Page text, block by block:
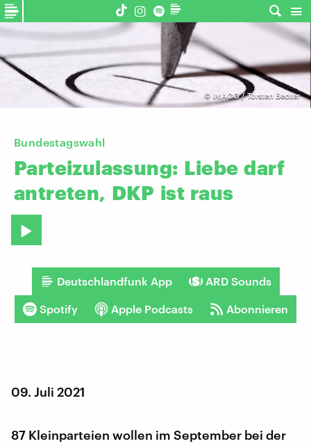
© IMAGO / Torsten Becker
Bundestagswahl
Parteizulassung: Liebe darf
antreten, DKP ist raus
Deutschlandfunk App ARD Sounds
Spotify Apple Podcasts Abonnieren
09. Juli 2021
87 Kleinparteien wollen im September bei der